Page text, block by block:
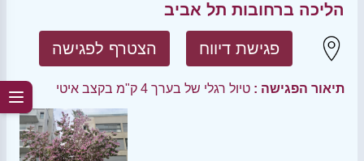
הליכה ברחובות תל אביב
הצטרף לפגישה פגישת דיווח
תיאור הפגישה : טיול רגלי של בערך 4 ק"מ בקצב איטי